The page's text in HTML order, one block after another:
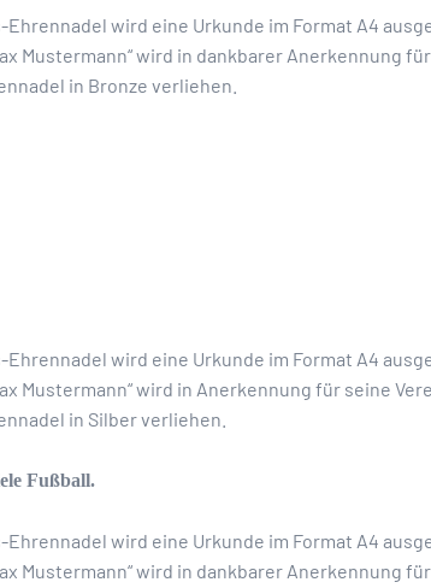
wird eine Urkunde im Format A4
Mustermann“ wird in dankbarer Anerkennung
in Bronze verliehen.
wird eine Urkunde im Format A4
Mustermann“ wird in Anerkennung für seine
in Silber verliehen.
Fußball.
wird eine Urkunde im Format A4
Mustermann“ wird in dankbarer Anerkennung